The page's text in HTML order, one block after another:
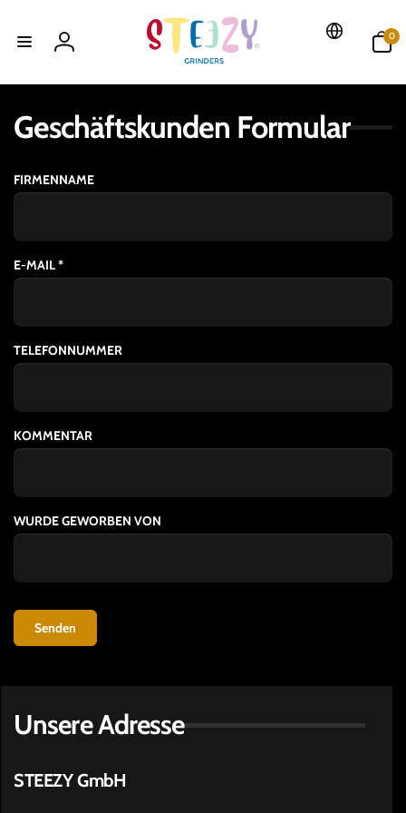
Inhalt
Einloggen
0
Artikel
Geschäftskunden Formular
FIRMENNAME
E-MAIL*
TELEFONNUMMER
KOMMENTAR
WURDE GEWORBEN VON
Senden
Unsere Adresse
STEEZY GmbH